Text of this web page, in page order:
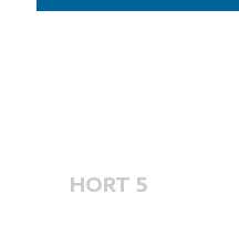
HORT 5